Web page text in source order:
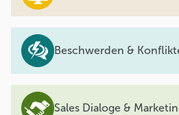
Beschwerden &
Sales Dialoge &